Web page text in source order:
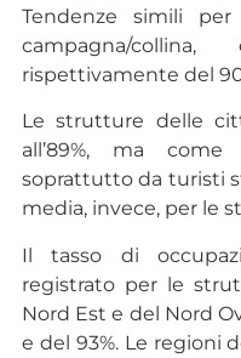
Tendenze simili
campagna/
rispettivamente del
Le strutture delle
all’89%, ma come
soprattutto da turisti
media, invece, per le
Il tasso di
registrato per le
Nord Est e del Nord
e del 93%. Le regioni